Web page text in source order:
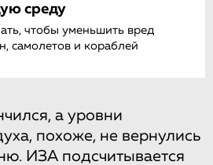
среду
чтобы уменьшить вред
самолетов и кораблей
а уровни
похоже, не вернулись
ИЗА подсчитывается